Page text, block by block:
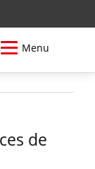
Menu
de